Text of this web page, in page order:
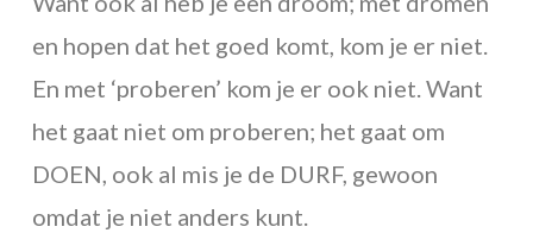
en hopen dat het goed komt, kom je er niet.
En met ‘proberen’ kom je er ook niet. Want
het gaat niet om proberen; het gaat om
DOEN, ook al mis je de DURF, gewoon
omdat je niet anders kunt.